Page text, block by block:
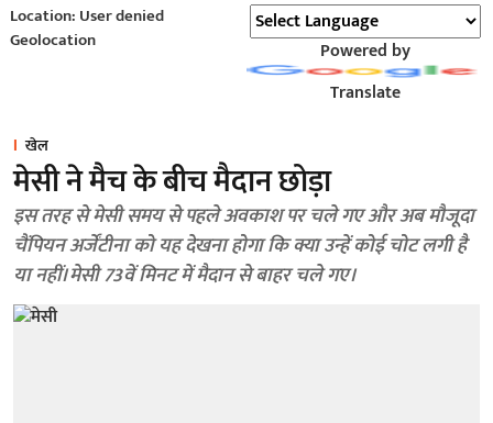
Location: User denied
Geolocation
Powered by
Translate
खेल
मेसी ने मैच के बीच मैदान छोड़ा
इस तरह से मेसी समय से पहले अवकाश पर चले गए और अब मौजूदा
चैंपियन अर्जेंटीना को यह देखना होगा कि क्या उन्हें कोई चोट लगी है
या नहीं। मेसी 73वें मिनट में मैदान से बाहर चले गए।